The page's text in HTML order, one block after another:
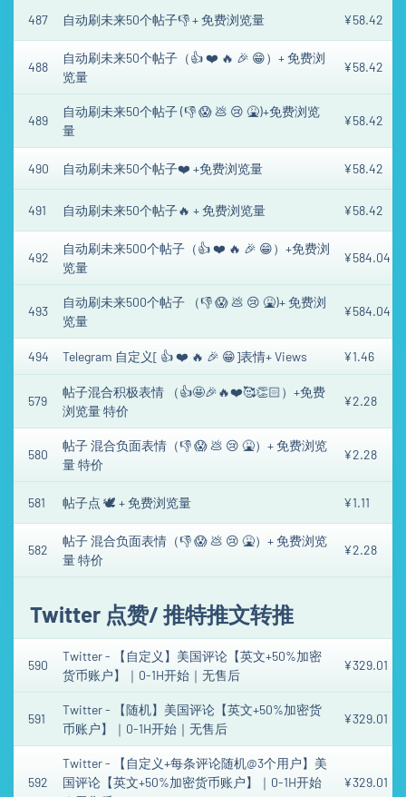
487 自动刷未来50个帖子👎 + 免费浏览量 ¥58.42
488
自动刷未来50个帖子（👍 ❤️ 🔥 🎉 😁）+ 免费浏
览量
¥58.42
489
自动刷未来50个帖子 (👎 😱 💩 😢 🤮)+免费浏览
量
¥58.42
490 自动刷未来50个帖子❤️ +免费浏览量 ¥58.42
491 自动刷未来50个帖子🔥 + 免费浏览量 ¥58.42
492
自动刷未来500个帖子（👍 ❤️ 🔥 🎉 😁）+免费浏
览量
¥584.04
493
自动刷未来500个帖子 （👎 😱 💩 😢 🤮)+ 免费浏
览量
¥584.04
494 Telegram 自定义[ 👍 ❤️ 🔥 🎉 😁]表情+ Views ¥1.46
579
帖子混合积极表情 （👍🤩🎉🔥❤️🥰👏🏻）+免费
浏览量 特价
¥2.28
580
帖子 混合负面表情（👎 😱 💩 😢 🤮）+ 免费浏览
量 特价
¥2.28
581 帖子点 🕊 + 免费浏览量 ¥1.11
582
帖子 混合负面表情（👎 😱 💩 😢 🤮）+ 免费浏览
量 特价
¥2.28
Twitter 点赞/ 推特推文转推
590
Twitter - 【自定义】美国评论【英文+50%加密
货币账户】｜0-1H开始｜无售后
¥329.01
591
Twitter - 【随机】美国评论【英文+50%加密货
币账户】｜0-1H开始｜无售后
¥329.01
592
Twitter - 【自定义+每条评论随机@3个用户】美
国评论【英文+50%加密货币账户】｜0-1H开始
¥329.01